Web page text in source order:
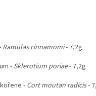
Ramulas cinnamomi- 7,2g
- Sklerotium poriae- 7,2g
- Cort moutan radicis-